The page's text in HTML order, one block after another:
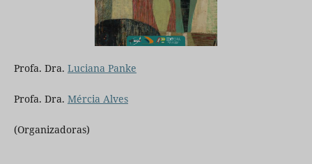
Profa. Dra. Luciana Panke
Profa. Dra. Mércia Alves
(Organizadoras)